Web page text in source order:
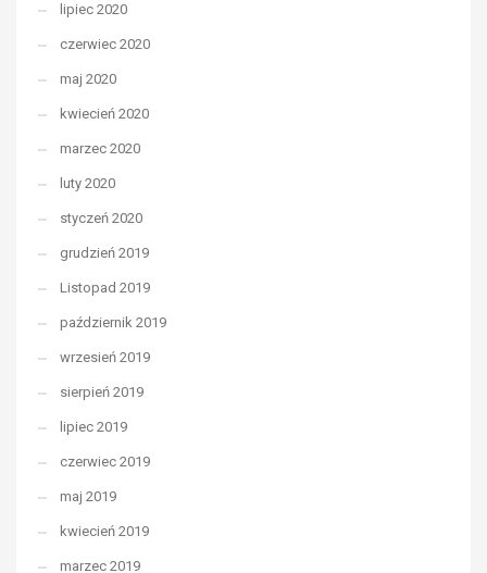
lipiec 2020
czerwiec 2020
maj 2020
kwiecień 2020
marzec 2020
luty 2020
styczeń 2020
grudzień 2019
Listopad 2019
październik 2019
wrzesień 2019
sierpień 2019
lipiec 2019
czerwiec 2019
maj 2019
kwiecień 2019
marzec 2019